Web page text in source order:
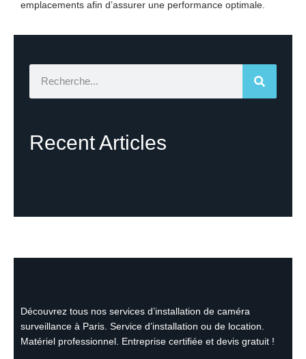
emplacements afin d’assurer une performance optimale.
Recent Articles
Découvrez tous nos services d’installation de caméra
surveillance à Paris. Service d’installation ou de location.
Matériel professionnel. Entreprise certifiée et devis gratuit !